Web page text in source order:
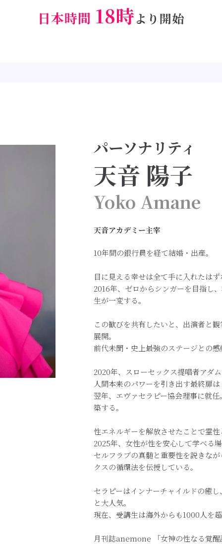
日本時間 18時より開始
パーソナリティ
天音 陽子
Yoko Amane
天音アカデミー主宰
10年間の銀行員を経て結婚・出産。
目に見える幸せは全て手に入れたは
2016年、ゼロからシンガーを目指し
生が一変する。
この歓びを共有したいと、出演者と
展開。
前代未聞・史上最強のステージとの
2020年、スローセックス提唱者アダ
人間本来のパワーを引き出す最終扉
翌年、エヴァセラピー協会理事に就
築する。
性エネルギーを解放させたことで霊
2025年、女性が性を安心して学べる
セルフラブの真髄と重要性を説きな
クスの循環法を伝授している。
セラピーはインナーチャイルドの癒
と大人気。
現在、受講生は海外からも1000人を
月刊誌anemone 「女神の性なる覚